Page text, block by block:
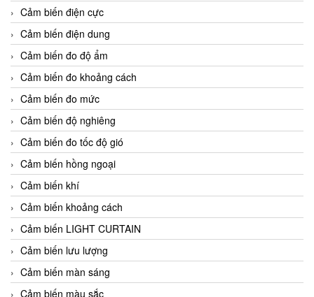
Cảm biến điện cực
Cảm biến điện dung
Cảm biến đo độ ẩm
Cảm biến đo khoảng cách
Cảm biến đo mức
Cảm biến độ nghiêng
Cảm biến đo tốc độ gió
Cảm biến hồng ngoại
Cảm biến khí
Cảm biến khoảng cách
Cảm biến LIGHT CURTAIN
Cảm biến lưu lượng
Cảm biến màn sáng
Cảm biến màu sắc